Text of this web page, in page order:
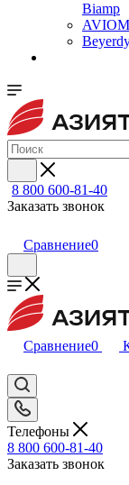
Biamp
AVIOM
8 800 600-81-40
Заказать звонок
Сравнение0
Сравнение0
Телефоны
8 800 600-81-40
Заказать звонок